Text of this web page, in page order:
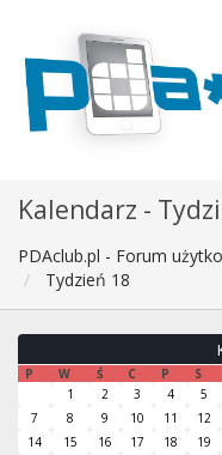
Kalendarz -
PDAclub.pl - Forum
Tydzień 18
P W Ś C P S
1
2 3 4 5
7
8 9 10 11 12
14
15 16 17 18 19